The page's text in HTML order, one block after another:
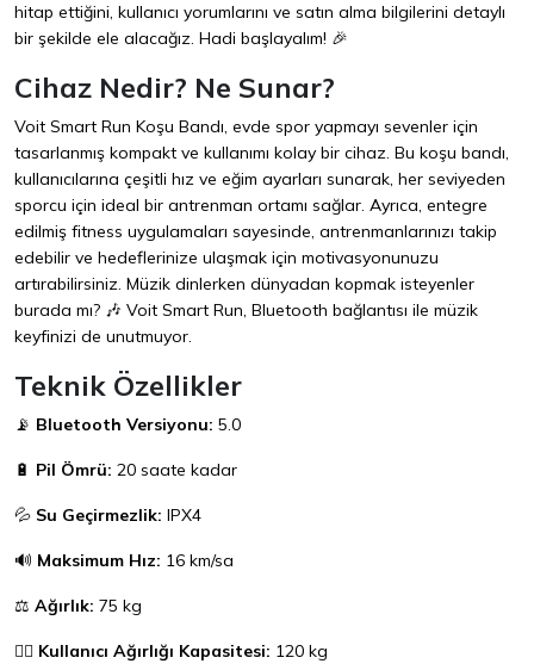
hitap ettiğini, kullanıcı yorumlarını ve satın alma bilgilerini detaylı
bir şekilde ele alacağız. Hadi başlayalım! 🎉
Cihaz Nedir? Ne Sunar?
Voit Smart Run Koşu Bandı, evde spor yapmayı sevenler için
tasarlanmış kompakt ve kullanımı kolay bir cihaz. Bu koşu bandı,
kullanıcılarına çeşitli hız ve eğim ayarları sunarak, her seviyeden
sporcu için ideal bir antrenman ortamı sağlar. Ayrıca, entegre
edilmiş fitness uygulamaları sayesinde, antrenmanlarınızı takip
edebilir ve hedeflerinize ulaşmak için motivasyonunuzu
artırabilirsiniz. Müzik dinlerken dünyadan kopmak isteyenler
burada mı? 🎶 Voit Smart Run, Bluetooth bağlantısı ile müzik
keyfinizi de unutmuyor.
Teknik Özellikler
📡 Bluetooth Versiyonu: 5.0
🔋 Pil Ömrü: 20 saate kadar
💦 Su Geçirmezlik: IPX4
🔊 Maksimum Hız: 16 km/sa
⚖️ Ağırlık: 75 kg
🏃‍♂️ Kullanıcı Ağırlığı Kapasitesi: 120 kg